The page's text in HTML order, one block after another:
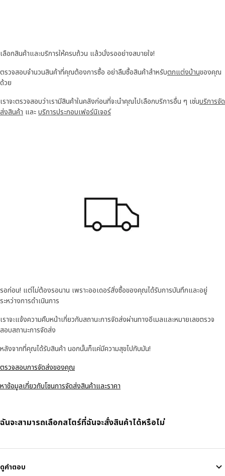
เลือกสินค้าและบริการให้ครบถ้วน แล้วนั่งรออย่างสบายใจ!
ตรวจสอบจำนวนสินค้าที่คุณต้องการซื้อ อย่าลืมซื้อสินค้าสำหรับตกแต่งบ้านของคุณ
ด้วย
เราจะตรวจสอบว่าเรามีสินค้าในคลังก่อนที่จะนำคุณไปเลือกบริการอื่น ๆ เช่นบริการจัด
ส่งสินค้า และ บริการประกอบเฟอร์นิเจอร์
รอก่อน! แต่ไม่ต้องรอนาน เพราะออเดอร์สั่งซื้อของคุณได้รับการบันทึกและอยู่
ระหว่างการดำเนินการ
เราจะแจ้งความคืบหน้าเกี่ยวกับสถานะการจัดส่งผ่านทางอีเมลและหมายเลขตรวจ
สอบสถานะการจัดส่ง
หลังจากที่คุณได้รับสินค้า นอกนั้นก็แค่มีความสุขไปกับมัน!
ตรวจสอบการจัดส่งของคุณ
หาข้อมูลเกี่ยวกับโซนการจัดส่งสินค้าและราคา
ฉันจะสามารถเลือกสโตร์ที่ฉันจะสั่งสินค้าได้หรือไม่
ดูคำตอบ